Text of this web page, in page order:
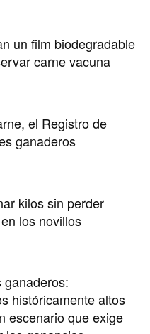
un film biodegradable
carne vacuna
el Registro de
ganaderos
kilos sin perder
los novillos
ganaderos:
históricamente altos
escenario que exige